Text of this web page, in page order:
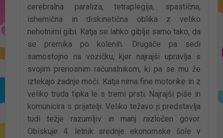
cerebralna paraliza, tetraplegija, spastična,
ishemična in diskinetična oblika z veliko
nehotnimi gibi. Katja se lahko giblje samo tako, da
se premika po kolenih. Drugače pa sedi
samostojno na vozičku, kjer najrajši upravlja s
svojim prenosnim računalnikom, ki pa se mu že
iztekajo zadnje moči. Katja nima fine motorike in z
veliko truda tipka le s tremi prsti. Najrajši piše in
komunicira s prijatelji. Veliko težavo ji predstavlja
tudi težje razumljiv in manj razločen govor.
Obiskuje 4. letnik srednje ekonomske šole v